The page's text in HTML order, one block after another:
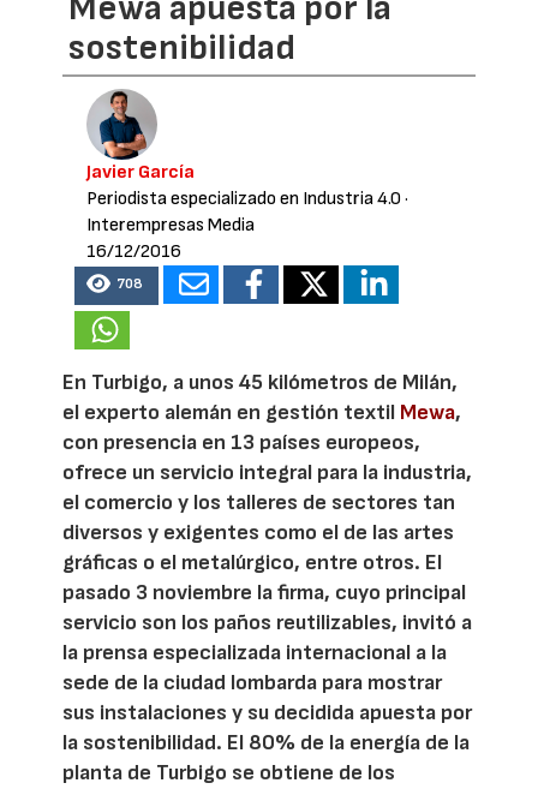
sostenibilidad
Javier García
Periodista especializado en Industria 4.0 ·
Interempresas Media
16/12/2016
708
En Turbigo, a unos 45 kilómetros de Milán,
el experto alemán en gestión textil Mewa,
con presencia en 13 países europeos,
ofrece un servicio integral para la industria,
el comercio y los talleres de sectores tan
diversos y exigentes como el de las artes
gráficas o el metalúrgico, entre otros. El
pasado 3 noviembre la firma, cuyo principal
servicio son los paños reutilizables, invitó a
la prensa especializada internacional a la
sede de la ciudad lombarda para mostrar
sus instalaciones y su decidida apuesta por
la sostenibilidad. El 80% de la energía de la
planta de Turbigo se obtiene de los